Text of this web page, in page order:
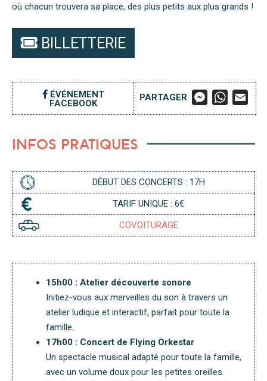
où chacun trouvera sa place, des plus petits aux plus grands !
BILLETTERIE
ÉVÉNEMENT
FACEBOOK
PARTAGER
M
E
S
N
R
W
H
A
A
M
A
INFOS PRATIQUES
DÉBUT DES CONCERTS : 17H
TARIF UNIQUE : 6€
COVOITURAGE
15h00 : Atelier découverte sonore
Initiez-vous aux merveilles du son à travers un
atelier ludique et interactif, parfait pour toute la
famille.
17h00 : Concert de Flying Orkestar
Un spectacle musical adapté pour toute la famille,
avec un volume doux pour les petites oreilles.